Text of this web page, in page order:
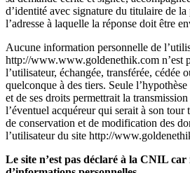
d’identité avec signature du titulaire de la
l’adresse à laquelle la réponse doit être
Aucune information personnelle de
http://www.www.goldenethik.com n’est
l’utilisateur, échangée, transférée, cédée
quelconque à des tiers. Seule
et de ses droits permettrait la
l’éventuel acquéreur qui serait à son
de conservation et de modification des
l’utilisateur du site http://
Le site n’est pas déclaré à la CNIL car